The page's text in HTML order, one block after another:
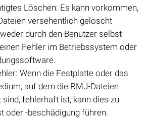
Löschen: Es kann vorkommen,
versehentlich gelöscht
durch den Benutzer selbst
Fehler im Betriebssystem oder
Wenn die Festplatte oder das
auf dem die RMJ-Dateien
sind, fehlerhaft ist, kann dies zu
oder -beschädigung führen.